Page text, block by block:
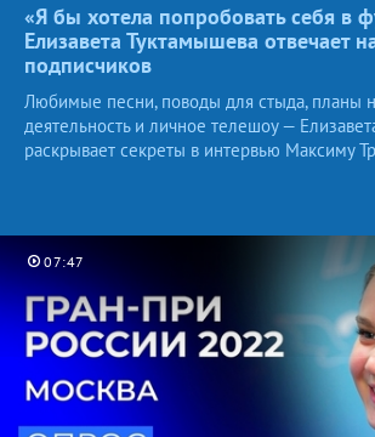
«Я бы хотела попробовать себя в
Елизавета Туктамышева отвечает
подписчиков
Любимые песни, поводы для стыда, планы
деятельность и личное телешоу —
раскрывает секреты в интервью Максиму
07:47